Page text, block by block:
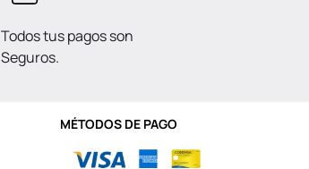
Todos tus pagos son
Seguros.
MÉTODOS DE PAGO